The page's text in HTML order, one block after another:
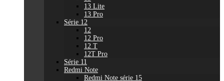
13 Lite
13 Pro
Série 12
12
12 Pro
12 T
12T Pro
Série 11
Redmi Note
Redmi Note série 15